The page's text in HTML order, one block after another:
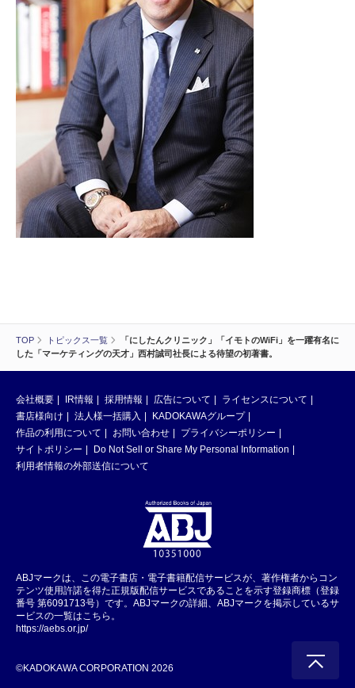
TOP トピックス一覧
「にしたんクリニック」「イモトのWiFi」を一躍有名に
した「マーケティングの天才」西村誠司社長による待望の初著書。
会社概要 IR情報 採用情報 広告について
ライセンスについて
書店様向け
法人様一括購入
KADOKAWAグループ
作品の利用について
お問い合わせ
プライバシーポリシー
サイトポリシー
Do Not Sell or Share My Personal Information
利用者情報の外部送信について
ABJマークは、この電子書店・電子書籍配信サービスが、著作権者からコン
テンツ使用許諾を得た正規版配信サービスであることを示す登録商標（登録
番号 第6091713号）です。ABJマークの詳細、ABJマークを掲示しているサ
ービスの一覧はこちら。
https://aebs.or.jp/
©KADOKAWA CORPORATION 2026